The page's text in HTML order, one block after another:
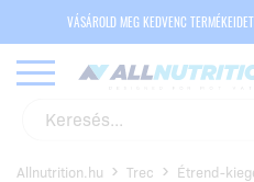
VÁSÁROLD MEG KEDVENC
Allnutrition.hu Trec Étrend-